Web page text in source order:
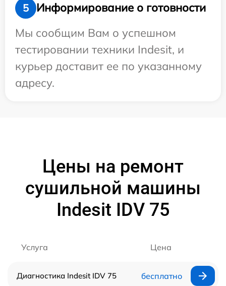
5
Информирование о готовности
Мы сообщим Вам о успешном
тестировании техники Indesit, и
курьер доставит ее по указанному
адресу.
Цены на ремонт
сушильной машины
Indesit IDV 75
Услуга Цена
Диагностика Indesit IDV 75 бесплатно